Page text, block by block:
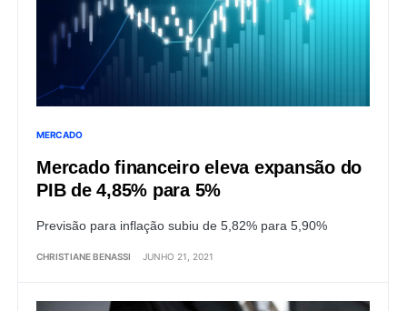
MERCADO
Mercado financeiro eleva expansão do
PIB de 4,85% para 5%
Previsão para inflação subiu de 5,82% para 5,90%
CHRISTIANE BENASSI JUNHO 21, 2021